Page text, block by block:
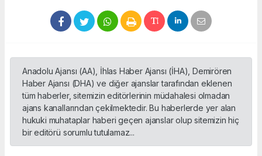
Anadolu Ajansı (AA), İhlas Haber Ajansı (İHA), Demirören
Haber Ajansı (DHA) ve diğer ajanslar tarafından eklenen
tüm haberler, sitemizin editörlerinin müdahalesi olmadan
ajans kanallarından çekilmektedir. Bu haberlerde yer alan
hukuki muhataplar haberi geçen ajanslar olup sitemizin hiç
bir editörü sorumlu tutulamaz...